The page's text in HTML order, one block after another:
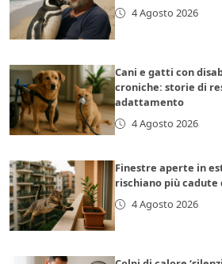
4 Agosto 2026
Cani e gatti con
croniche: storie di
adattamento
4 Agosto 2026
Finestre aperte in
rischiano più cadute
4 Agosto 2026